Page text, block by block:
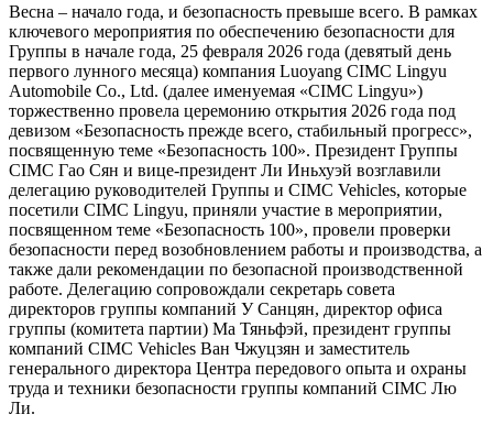
Весна – начало года, и безопасность превыше всего. В рамках
ключевого мероприятия по обеспечению безопасности для
Группы в начале года, 25 февраля 2026 года (девятый день
первого лунного месяца) компания Luoyang CIMC Lingyu
Automobile Co., Ltd. (далее именуемая «CIMC Lingyu»)
торжественно провела церемонию открытия 2026 года под
девизом «Безопасность прежде всего, стабильный прогресс»,
посвященную теме «Безопасность 100». Президент Группы
CIMC Гао Сян и вице-президент Ли Иньхуэй возглавили
делегацию руководителей Группы и CIMC Vehicles, которые
посетили CIMC Lingyu, приняли участие в мероприятии,
посвященном теме «Безопасность 100», провели проверки
безопасности перед возобновлением работы и производства, а
также дали рекомендации по безопасной производственной
работе. Делегацию сопровождали секретарь совета
директоров группы компаний У Санцян, директор офиса
группы (комитета партии) Ма Тяньфэй, президент группы
компаний CIMC Vehicles Ван Чжуцзян и заместитель
генерального директора Центра передового опыта и охраны
труда и техники безопасности группы компаний CIMC Лю
Ли.